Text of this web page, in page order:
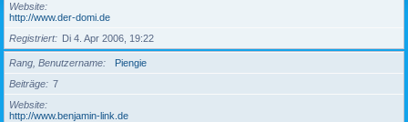
Website
http://www.der-domi.de
Registriert
Di 4. Apr 2006, 19:22
Rang, Benutzername
Piengie
Beiträge
7
Website
http://www.benjamin-link.de